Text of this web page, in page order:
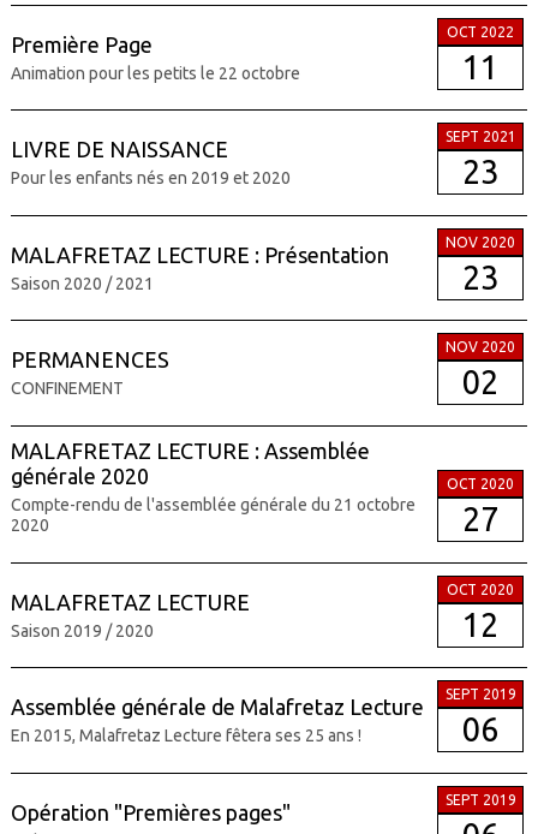
Première Page
Animation pour les petits le 22 octobre
OCT 2022
11
LIVRE DE NAISSANCE
Pour les enfants nés en 2019 et 2020
SEPT 2021
23
MALAFRETAZ LECTURE : Présentation
Saison 2020 / 2021
NOV 2020
23
PERMANENCES
CONFINEMENT
NOV 2020
02
MALAFRETAZ LECTURE : Assemblée
générale 2020
Compte-rendu de l'assemblée générale du 21 octobre
2020
OCT 2020
27
MALAFRETAZ LECTURE
Saison 2019 / 2020
OCT 2020
12
Assemblée générale de Malafretaz Lecture
En 2015, Malafretaz Lecture fêtera ses 25 ans !
SEPT 2019
06
Opération "Premières pages"
SEPT 2019